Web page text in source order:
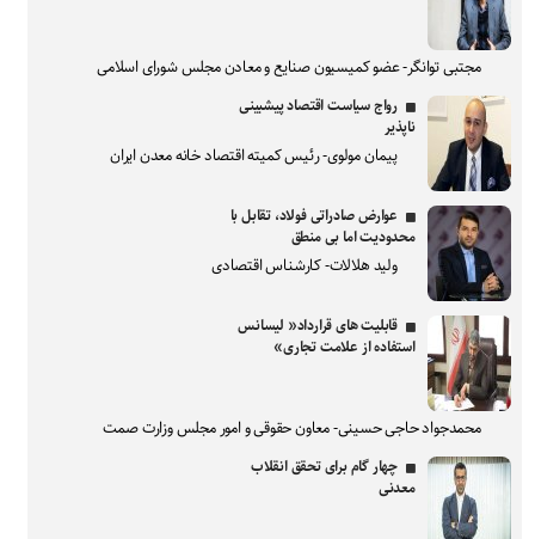
مجتبی توانگر- عضو کمیسیون صنایع و معادن مجلس شورای اسلامی
رواج سیاست اقتصاد پیشبینی
ناپذیر
پیمان مولوی- رئیس کمیته اقتصاد خانه معدن ایران
عوارض صادراتی فولاد، تقابل با
محدودیت اما بی منطق
ولید هلالات- کارشناس اقتصادی
قابلیت های قرارداد« لیسانس
استفاده از علامت تجاری»
محمدجواد حاجی حسینی- معاون حقوقی و امور مجلس وزارت صمت
چهار گام برای تحقق انقلاب
معدنی